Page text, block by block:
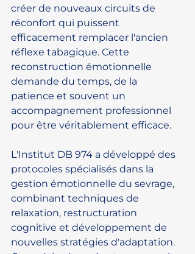
créer de nouveaux circuits de
réconfort qui puissent
efficacement remplacer l'ancien
réflexe tabagique. Cette
reconstruction émotionnelle
demande du temps, de la
patience et souvent un
accompagnement professionnel
pour être véritablement efficace.
L'Institut DB 974 a développé des
protocoles spécialisés dans la
gestion émotionnelle du sevrage,
combinant techniques de
relaxation, restructuration
cognitive et développement de
nouvelles stratégies d'adaptation.